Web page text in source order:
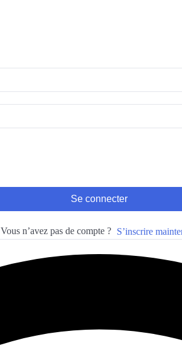
Se connecter
Vous n’avez pas de compte ? S’inscrire